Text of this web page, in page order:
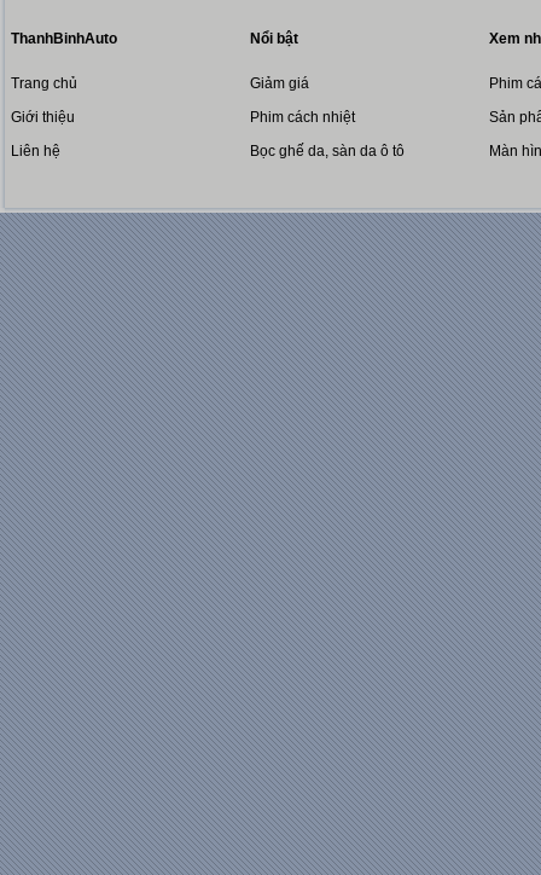
ThanhBinhAuto
Trang chủ
Giới thiệu
Liên hệ
Nổi bật
Giảm giá
Phim cách nhiệt
Bọc ghế da, sàn da ô tô
Xem
Phim
Sản
Màn